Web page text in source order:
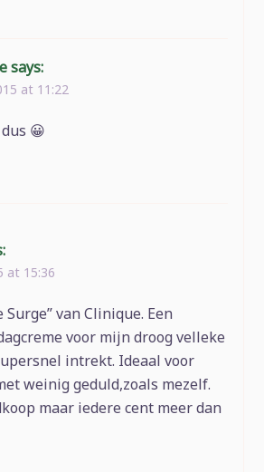
says:
at 11:22
😀
at 15:36
van Clinique. Een
voor mijn droog velleke
intrekt. Ideaal voor
weinig geduld,zoals mezelf.
maar iedere cent meer dan